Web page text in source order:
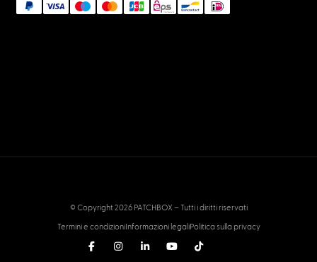
© Copyright 2026 PATCHBOX – Tutti i diritti riservati
Termini e condizioniInformazioni legaliPolitica sulla privacy